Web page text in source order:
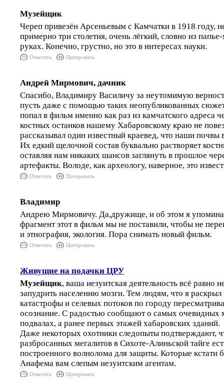
Музейщик
Череп привезён Арсеньевым с Камчатки в 1918 году,
примерно три столетия, очень лёгкий, словно из
руках. Конечно, грустно, но это в интересах науки.
Ответить Цитировать
Андрей Мирмович, дачник
Спасибо, Владимиру Василичу за неутомимую
пусть даже с помощью таких неопубликованных
попал в фильм именно как раз из камчатского адреса
костных останков нашему Хабаровскому краю не
рассказывал один известный краевед, что наши почвы
Их едкий щелочной состав буквально растворяет
оставляя нам никаких шансов заглянуть в прошлое
артефакты. Володе, как археологу, наверное, это
Ответить Цитировать
Владимир
Андрею Мирмовичу. Да,дружище, и об этом я
фрагмент этот в фильм мы не поставили, чтобы не
и этнография, экология. Пора снимать новый фильм.
Ответить Цитировать
Живущие на подачки ЦРУ
Музейщик, ваша иезуитская деятельность всё равно
запудрить населению мозги. Тем людям, что я раскрыл
катастрофы и селевых потоков по городу
осознание. С радостью сообщают о самых очевидных
подвалах, а ранее первых этажей хабаровских зданий.
Даже некоторых охотники следопыты подтверждают,
разбросанных мегалитов в Сихоте-Алиньской тайге
построенного волнолома для защиты. Которые кстати
Анафема вам слепым иезуитским агентам.
Ответить Цитировать